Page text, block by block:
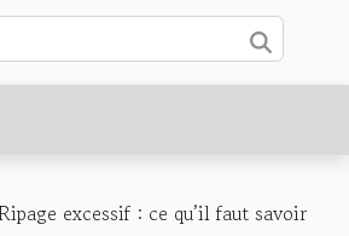
Ripage excessif : ce qu’il faut savoir